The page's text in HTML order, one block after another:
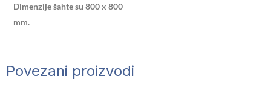
Dimenzije šahte su 800 x 800
mm.
Povezani proizvodi